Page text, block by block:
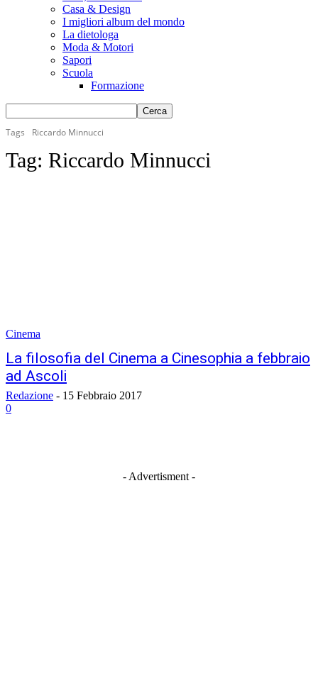
Casa & Design
I migliori album del mondo
La dietologa
Moda & Motori
Sapori
Scuola
Formazione
Tags Riccardo Minnucci
Tag: Riccardo Minnucci
Cinema
La filosofia del Cinema a Cinesophia a febbraio
ad Ascoli
Redazione - 15 Febbraio 2017
0
- Advertisment -